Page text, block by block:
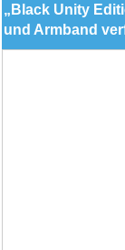
„Black Unity
und Armband